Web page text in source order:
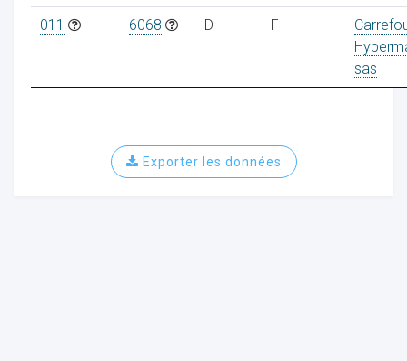
011 6068 D F
sas
Exporter les données